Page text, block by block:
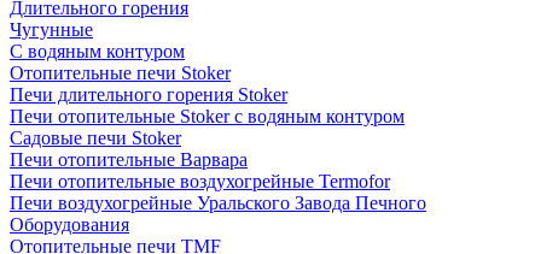
Длительного горения
Чугунные
C водяным контуром
Отопительные печи Stoker
Печи длительного горения Stoker
Печи отопительные Stoker с водяным контуром
Садовые печи Stoker
Печи отопительные Варвара
Печи отопительные воздухогрейные Termofor
Печи воздухогрейные Уральского Завода Печного
Оборудования
Отопительные печи TMF